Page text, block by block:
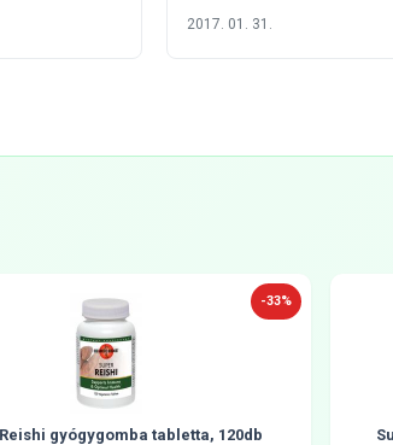
2017. 01. 31.
-33%
gyógygomba tabletta, 120db